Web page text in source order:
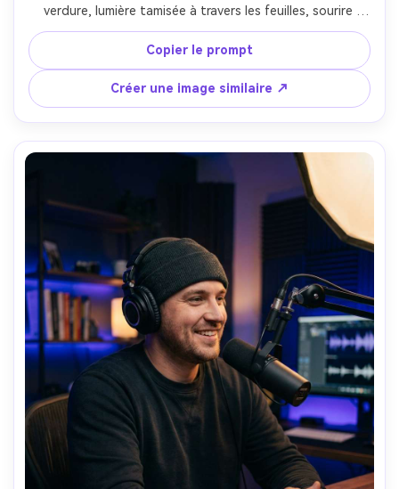
verdure, lumière tamisée à travers les feuilles, sourire
doux, veste décontractée, prise Canon 5D Mark IV 70mm,
cadrage mi-corps, couleurs naturelles, détails
photoréalistes, ambiance aérée --ar 4:5
Copier le prompt
Créer une image similaire ↗